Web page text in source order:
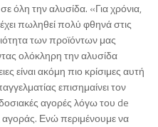
όλη την αλυσίδα. «Για χρόνια,
πωληθεί πολύ φθηνά στις
των προϊόντων μας
ολόκληρη την αλυσίδα
είναι ακόμη πιο κρίσιμες αυτή
επισημαίνει τον
αγορές λόγω του de
αγοράς. Ενώ περιμένουμε να